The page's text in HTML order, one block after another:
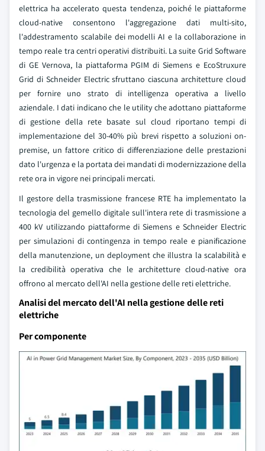
elettrica ha accelerato questa tendenza, poiché le piattaforme
cloud-native consentono l'aggregazione dati multi-sito,
l'addestramento scalabile dei modelli AI e la collaborazione in
tempo reale tra centri operativi distribuiti. La suite Grid Software
di GE Vernova, la piattaforma PGIM di Siemens e EcoStruxure
Grid di Schneider Electric sfruttano ciascuna architetture cloud
per fornire uno strato di intelligenza operativa a livello
aziendale. I dati indicano che le utility che adottano piattaforme
di gestione della rete basate sul cloud riportano tempi di
implementazione del 30-40% più brevi rispetto a soluzioni on-
premise, un fattore critico di differenziazione delle prestazioni
dato l'urgenza e la portata dei mandati di modernizzazione della
rete ora in vigore nei principali mercati.
Il gestore della trasmissione francese RTE ha implementato la
tecnologia del gemello digitale sull'intera rete di trasmissione a
400 kV utilizzando piattaforme di Siemens e Schneider Electric
per simulazioni di contingenza in tempo reale e pianificazione
della manutenzione, un deployment che illustra la scalabilità e
la credibilità operativa che le architetture cloud-native ora
offrono al mercato dell'AI nella gestione delle reti elettriche.
Analisi del mercato dell'AI nella gestione delle reti
elettriche
Per componente